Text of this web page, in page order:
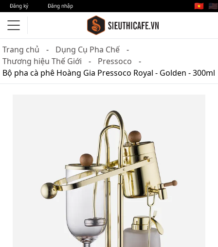
Đăng ký Đăng nhập 🇻🇳 🇺🇸
Trang chủ
Dụng Cụ Pha Chế
Thương hiệu Thế Giới
Pressoco
Bộ pha cà phê Hoàng Gia Pressoco Royal - Golden - 300ml